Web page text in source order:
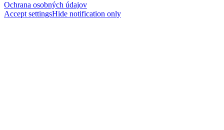
Ochrana osobných údajov
Accept settingsHide notification only